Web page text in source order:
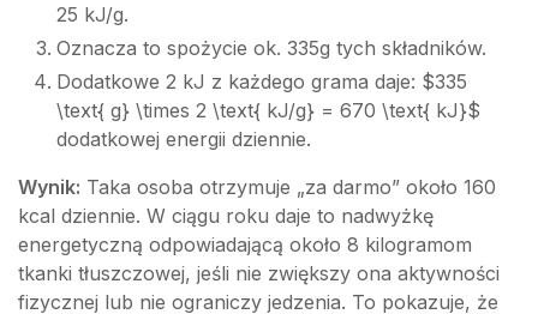
25 kJ/g.
Oznacza to spożycie ok. 335g tych składników.
Dodatkowe 2 kJ z każdego grama daje: $335
\text{ g} \times 2 \text{ kJ/g} = 670 \text{ kJ}$
dodatkowej energii dziennie.
Wynik: Taka osoba otrzymuje „za darmo” około 160
kcal dziennie. W ciągu roku daje to nadwyżkę
energetyczną odpowiadającą około 8 kilogramom
tkanki tłuszczowej, jeśli nie zwiększy ona aktywności
fizycznej lub nie ograniczy jedzenia. To pokazuje, że